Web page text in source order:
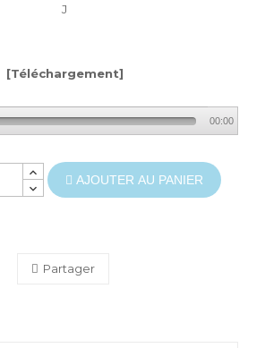
J
[Téléchargement]
00:00
AJOUTER AU PANIER
Partager